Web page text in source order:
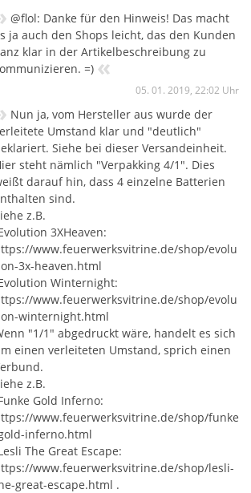
@flol: Danke für den Hinweis! Das macht
ja auch den Shops leicht, das den Kunden
klar in der Artikelbeschreibung zu
=) «
05. 01. 2019, 22:02 Uhr
Nun ja, vom Hersteller aus wurde der
Umstand klar und "deutlich"
Siehe bei dieser Versandeinheit.
steht nämlich "Verpakking 4/1". Dies
darauf hin, dass 4 einzelne Batterien
sind.
z.B.
3XHeaven:
www.feuerwerksvitrine.de/shop/evolu
3x-heaven.html
Winternight:
www.feuerwerksvitrine.de/shop/evolu
winternight.html
"1/1" abgedruckt wäre, handelt es sich
einen verleiteten Umstand, sprich einen
z.B.
Gold Inferno:
www.feuerwerksvitrine.de/shop/funke
inferno.html
The Great Escape:
www.feuerwerksvitrine.de/shop/lesli-
great-escape.html .